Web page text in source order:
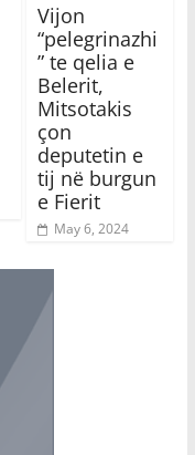
Vijon
“pelegrinazhi
” te qelia e
Belerit,
Mitsotakis
çon
deputetin e
tij në burgun
e Fierit
May 6, 2024